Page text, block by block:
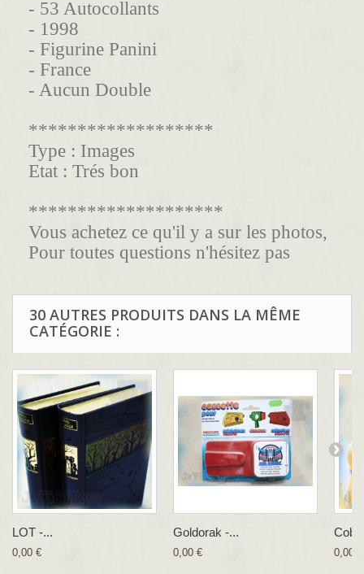
- 53 Autocollants
- 1998
- Figurine Panini
- France
- Aucun Double
*******************
Type : Images
Etat : Trés bon
********************
Vous achetez ce qu'il y a sur les photos,
Pour toutes questions n'hésitez pas
30 AUTRES PRODUITS DANS LA MÊME
CATÉGORIE :
LOT -...
0,00 €
Goldorak -...
0,00 € 0,00 €